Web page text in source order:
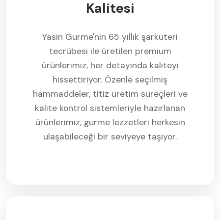
Kalitesi
Yasin Gurme'nin 65 yıllık şarküteri
tecrübesi ile üretilen premium
ürünlerimiz, her detayında kaliteyi
hissettiriyor. Özenle seçilmiş
hammaddeler, titiz üretim süreçleri ve
kalite kontrol sistemleriyle hazırlanan
ürünlerimiz, gurme lezzetleri herkesin
ulaşabileceği bir seviyeye taşıyor.